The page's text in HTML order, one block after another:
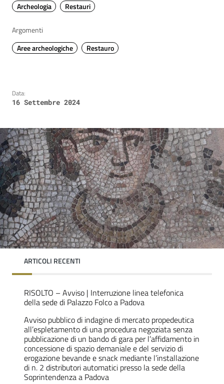
Archeologia
Restauri
Argomenti
Aree archeologiche
Restauro
Data:
16 Settembre 2024
ARTICOLI RECENTI
RISOLTO – Avviso | Interruzione linea telefonica
della sede di Palazzo Folco a Padova
Avviso pubblico di indagine di mercato propedeutica
all’espletamento di una procedura negoziata senza
pubblicazione di un bando di gara per l’affidamento in
concessione di spazio demaniale e del servizio di
erogazione bevande e snack mediante l’installazione
di n. 2 distributori automatici presso la sede della
Soprintendenza a Padova